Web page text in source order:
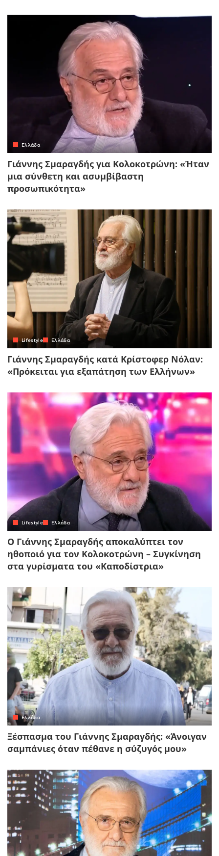
Ελλάδα
Γιάννης Σμαραγδής για Κολοκοτρώνη: «Ήταν
μια σύνθετη και ασυμβίβαστη
προσωπικότητα»
Lifestyle Ελλάδα
Γιάννης Σμαραγδής κατά Κρίστοφερ Νόλαν:
«Πρόκειται για εξαπάτηση των Ελλήνων»
Lifestyle Ελλάδα
Ο Γιάννης Σμαραγδής αποκαλύπτει τον
ηθοποιό για τον Κολοκοτρώνη – Συγκίνηση
στα γυρίσματα του «Καποδίστρια»
Ελλάδα
Ξέσπασμα του Γιάννης Σμαραγδής: «Άνοιγαν
σαμπάνιες όταν πέθανε η σύζυγός μου»